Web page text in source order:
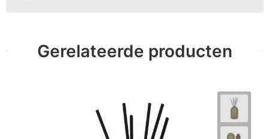
Gerelateerde producten